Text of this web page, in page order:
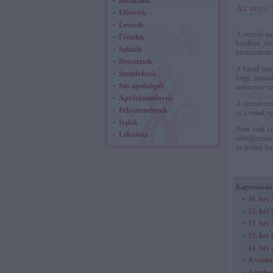
A normál
kezdünk
A hasad
hogy
amennyire
A
ez a vonal
Nem csak
az eredeti
16.
15.
15.
15. hét
14. hét
A
Előételek
Levesek
Főételek
Saláták
Desszertek
Szendvicsek
Sós apróságok
Aprósütemények
Péksütemények
Italok
Lekvárok